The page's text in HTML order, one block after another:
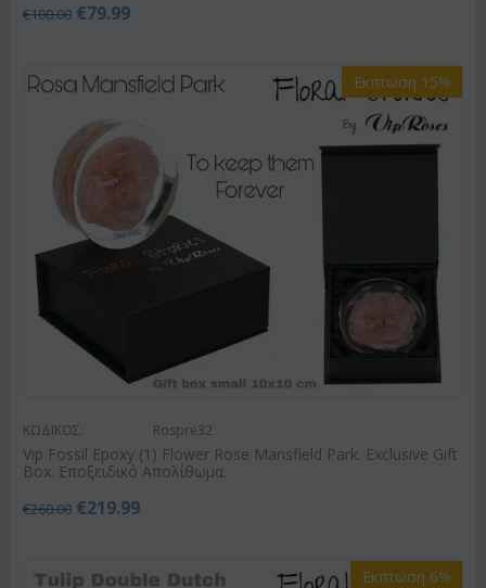
€100.00 €79.99
Έκπτωση 15%
ΚΩΔΙΚΟΣ: Rospre32
Vip Fossil Epoxy (1) Flower Rose Mansfield Park. Exclusive Gift
Box. Εποξειδικό Απολίθωμα.
€260.00 €219.99
Έκπτωση 6%